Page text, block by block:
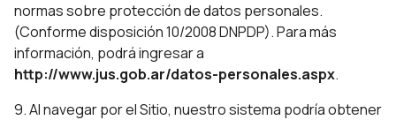
normas sobre protección de datos personales.
(Conforme disposición 10/2008 DNPDP). Para más
información, podrá ingresar a
http://www.jus.gob.ar/datos-personales.aspx.
9. Al navegar por el Sitio, nuestro sistema podría obtener